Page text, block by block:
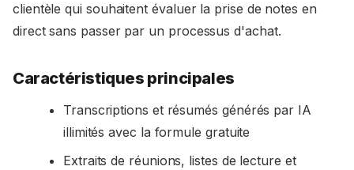
clientèle qui souhaitent évaluer la prise de notes en
direct sans passer par un processus d'achat.
Caractéristiques principales
Transcriptions et résumés générés par IA
illimités avec la formule gratuite
Extraits de réunions, listes de lecture et